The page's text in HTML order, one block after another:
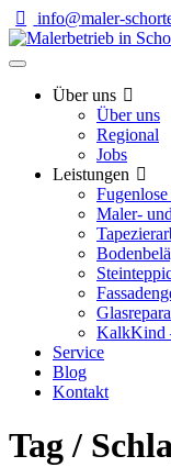
info@maler-
Über uns
Über uns
Regional
Jobs
Leistungen
Maler-
KalkKind
Service
Blog
Kontakt
Tag /